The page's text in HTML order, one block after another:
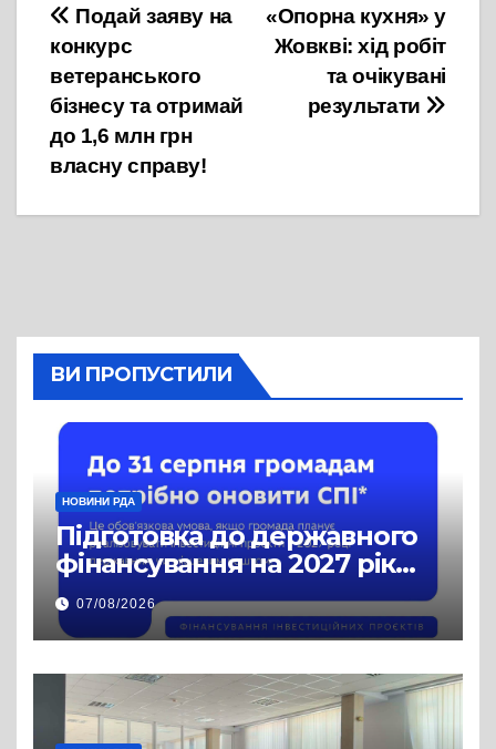
Навігація
записів
«Опорна кухня» у
Жовкві: хід робіт
та очікувані
результати
Подай заяву на
конкурс
ветеранського
бізнесу та отримай
до 1,6 млн грн
власну справу!
ВИ ПРОПУСТИЛИ
НОВИНИ РДА
Підготовка до державного
фінансування на 2027 рік
уже триває
07/08/2026